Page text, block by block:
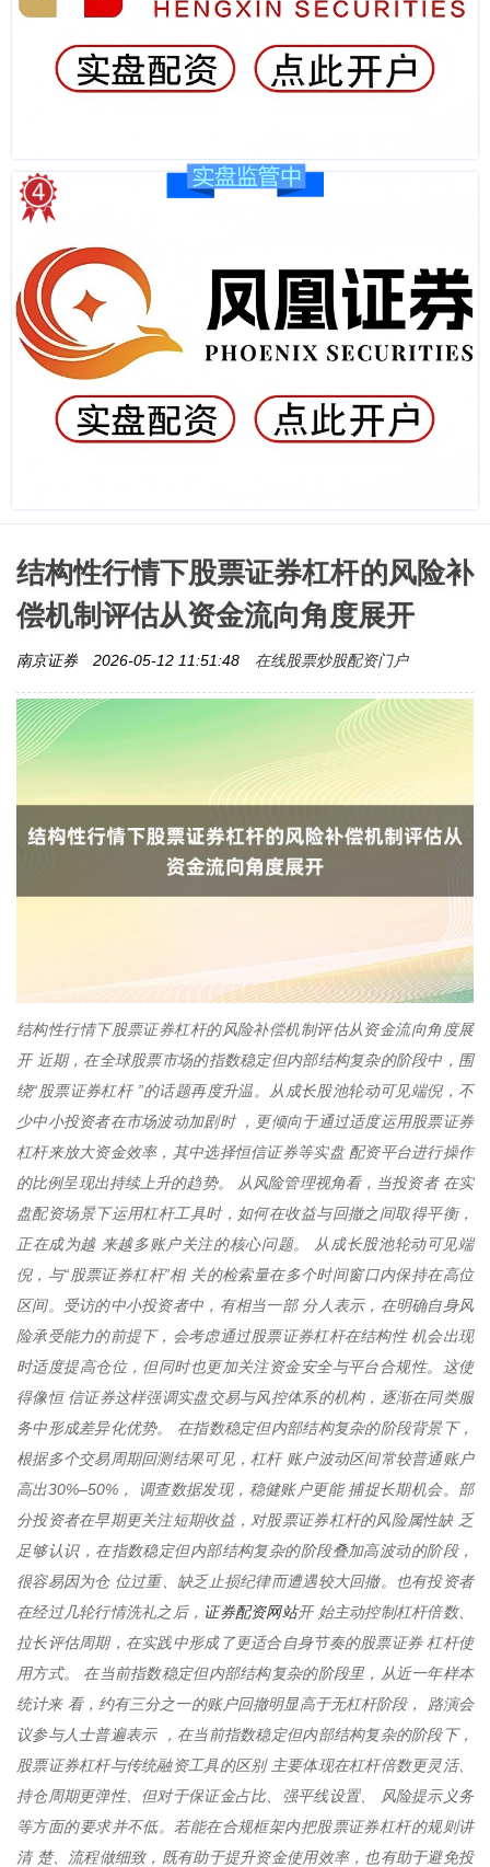
结构性行情下股票证券杠杆的风险补
偿机制评估从资金流向角度展开
南京证券 2026-05-12 11:51:48 在线股票炒股配资门户
结构性行情下股票证券杠杆的风险补偿机制评估从资金流向角度展
开 近期，在全球股票市场的指数稳定但内部结构复杂的阶段中，围
绕“股票证券杠杆 ”的话题再度升温。从成长股池轮动可见端倪，不
少中小投资者在市场波动加剧时 ，更倾向于通过适度运用股票证券
杠杆来放大资金效率，其中选择恒信证券等实盘 配资平台进行操作
的比例呈现出持续上升的趋势。 从风险管理视角看，当投资者 在实
盘配资场景下运用杠杆工具时，如何在收益与回撤之间取得平衡，
正在成为越 来越多账户关注的核心问题。 从成长股池轮动可见端
倪，与“股票证券杠杆”相 关的检索量在多个时间窗口内保持在高位
区间。受访的中小投资者中，有相当一部 分人表示，在明确自身风
险承受能力的前提下，会考虑通过股票证券杠杆在结构性 机会出现
时适度提高仓位，但同时也更加关注资金安全与平台合规性。这使
得像恒 信证券这样强调实盘交易与风控体系的机构，逐渐在同类服
务中形成差异化优势。 在指数稳定但内部结构复杂的阶段背景下，
根据多个交易周期回测结果可见，杠杆 账户波动区间常较普通账户
高出30%–50%， 调查数据发现，稳健账户更能 捕捉长期机会。部
分投资者在早期更关注短期收益，对股票证券杠杆的风险属性缺 乏
足够认识，在指数稳定但内部结构复杂的阶段叠加高波动的阶段，
很容易因为仓 位过重、缺乏止损纪律而遭遇较大回撤。也有投资者
在经过几轮行情洗礼之后， 证券配资网站开 始主动控制杠杆倍数、
拉长评估周期，在实践中形成了更适合自身节奏的股票证券 杠杆使
用方式。 在当前指数稳定但内部结构复杂的阶段里，从近一年样本
统计来 看，约有三分之一的账户回撤明显高于无杠杆阶段， 路演会
议参与人士普遍表示 ，在当前指数稳定但内部结构复杂的阶段下，
股票证券杠杆与传统融资工具的区别 主要体现在杠杆倍数更灵活、
持仓周期更弹性、但对于保证金占比、强平线设置、 风险提示义务
等方面的要求并不低。若能在合规框架内把股票证券杠杆的规则讲
清 楚、流程做细致，既有助于提升资金使用效率，也有助于避免投